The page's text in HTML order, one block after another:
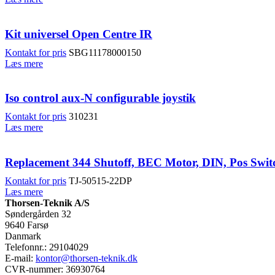
Kit universel Open Centre IR
Kontakt for pris SBG11178000150
Læs mere
Iso control aux-N configurable joystik
Kontakt for pris 310231
Læs mere
Replacement 344 Shutoff, BEC Motor, DIN, Pos
Kontakt for pris TJ-50515-22DP
Læs mere
Thorsen-Teknik A/S
Søndergården 32
9640 Farsø
Danmark
Telefonnr.: 29104029
E-mail: kontor@thorsen-teknik.dk
CVR-nummer: 36930764